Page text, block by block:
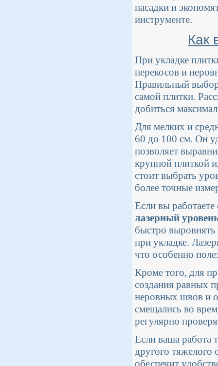
насадки и
инструменте.
Как
При укладке
перекосов и
Правильный выбор
самой плитки.
добиться
Для мелких и
60 до 100 см. Он
позволяет
крупной плиткой
стоит выбрать
более точные
Если вы
лазерный
быстро
при укладке.
что особенно
Кроме того, для
создания равных
неровных швов и
смещались во
регулярно
Если ваша работа
другого